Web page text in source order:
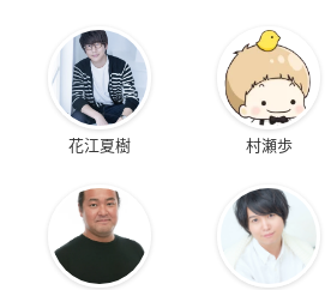
花江夏樹 村瀬歩